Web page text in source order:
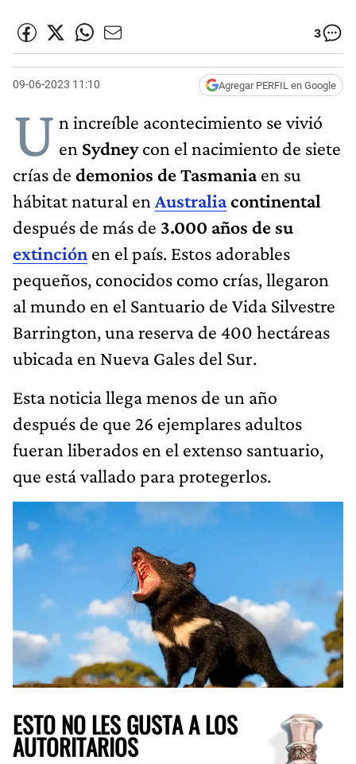
3
09-06-2023 11:10 Agregar PERFIL en Google
U n increíble acontecimiento se vivió
en Sydneycon el nacimiento de siete
crías de demonios de Tasmaniaen su
hábitat natural en Australiacontinental
después de más de 3.000 años de su
extinción en el país. Estos adorables
pequeños, conocidos como crías, llegaron
al mundo en el Santuario de Vida Silvestre
Barrington, una reserva de 400 hectáreas
ubicada en Nueva Gales del Sur.
Esta noticia llega menos de un año
después de que 26 ejemplares adultos
fueran liberados en el extenso santuario,
que está vallado para protegerlos.
ESTO NO LES GUSTA A LOS
AUTORITARIOS